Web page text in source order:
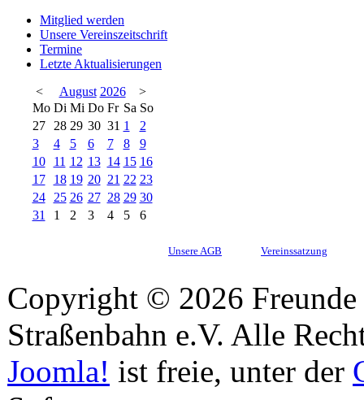
Mitglied werden
Unsere Vereinszeitschrift
Termine
Letzte Aktualisierungen
<
August 2026
>
Mo Di Mi Do Fr Sa So
27
28 29 30 31 1
2
3
4 5 6 7 8
9
10
11 12 13 14 15 16
17
18 19 20 21 22 23
24
25 26 27 28 29 30
31
1 2 3 4 5 6
Unsere AGB Vereinssatzung
Copyright © 2026
Straßenbahn e.V. Alle
Joomla! ist freie, unter der